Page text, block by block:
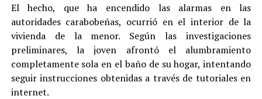
El hecho, que ha encendido las alarmas en las
autoridades carabobeñas, ocurrió en el interior de la
vivienda de la menor. Según las investigaciones
preliminares, la joven afrontó el alumbramiento
completamente sola en el baño de su hogar, intentando
seguir instrucciones obtenidas a través de tutoriales en
internet.